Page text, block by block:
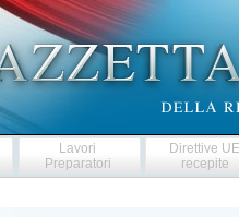
Lavori
Preparatori
Direttive
recepite